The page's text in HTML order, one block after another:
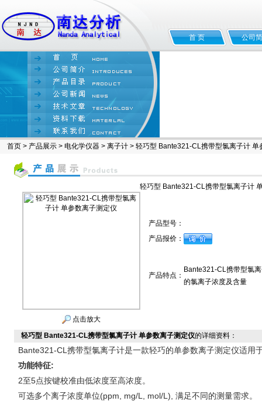
首 页 公司
首页 > 产品展示 > 电化学仪器 > 离子计 > 轻巧型 Bante321-CL携带型氯离子计 单
轻巧型 Bante321-CL携带型氯离子计
点击放大
产品型号：
产品报价：
产品特点：
Bante321-CL携带型氯
的氯离子浓度及含量
轻巧型 Bante321-CL携带型氯离子计 单参数离子测定仪的详细资料：
Bante321-CL 携带型氯离子计是一款轻巧的单参数离子测定仪适用
功能特征:
2至5点按键校准由低浓度至高浓度。
可选多个离子浓度单位(ppm, mg/L, mol/L), 满足不同的测量需求。